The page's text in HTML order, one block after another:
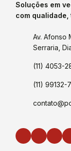
Soluções em
com
Av. Afonso
Serraria,
(11) 4053-
(11) 99132-